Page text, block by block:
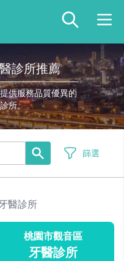
診所推薦
供服務品質優異的
所。
篩選
醫診所
桃園市觀音區
牙醫診所